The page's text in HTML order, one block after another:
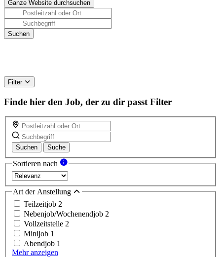
Filter
Finde hier den Job, der zu dir passt Filter
Suchen Suche
Sortieren nach
Art der Anstellung
Teilzeitjob 2
Nebenjob/Wochenendjob 2
Vollzeitstelle 2
Minijob 1
Abendjob 1
Mehr anzeigen